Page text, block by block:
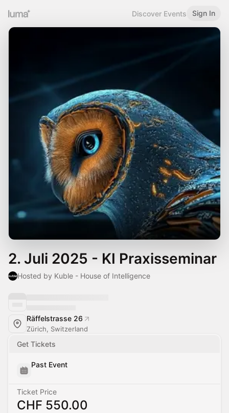
Discover Events Sign In
2. Juli 2025 - KI Praxisseminar
Hosted by Kuble - House of Intelligence
Räffelstrasse 26
Zürich, Switzerland
Get Tickets
Past Event
Ticket Price
CHF 550.00